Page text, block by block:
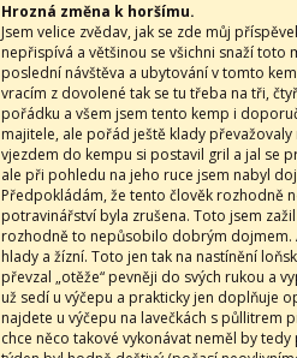
Hrozná změna k horšímu.
Jsem velice zvědav, jak se zde můj
nepřispívá a většinou se všichni snaží
poslední návštěva a ubytování v tomto
vracím z dovolené tak se tu třeba na tři,
pořádku a všem jsem tento kemp i
majitele, ale pořád ještě klady
vjezdem do kempu si postavil gril a jal se
ale při pohledu na jeho ruce jsem nabyl
Předpokládám, že tento člověk rozhodně
potravinářství byla zrušena. Toto jsem
rozhodně to nepůsobilo dobrým dojmem.
hlady a žízní. Toto jen tak na nastínění
převzal „otěže“ pevněji do svých rukou a
už sedí u výčepu a prakticky jen doplňuje
najdete u výčepu na lavečkách s půllitrem
chce něco takové vykonávat neměl by